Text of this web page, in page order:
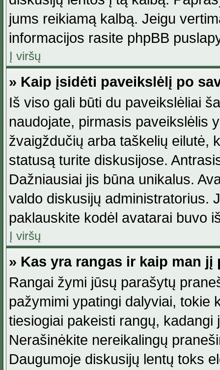
jums reikiamą kalbą. Jeigu
informacijos rasite phpBB
Į viršų
» Kaip įsidėti paveikslėlį po
Iš viso gali būti du paveikslėliai
naudojate, pirmasis paveikslėlis
žvaigždučių arba taškelių eilutė,
statusą turite diskusijose.
Dažniausiai jis būna unikalus.
valdo diskusijų administratorius.
paklauskite kodėl avatarai buvo
Į viršų
» Kas yra rangas ir kaip man jį
Rangai žymi jūsų parašytų
pažymimi ypatingi dalyviai, tokie
tiesiogiai pakeisti rangų,
Nerašinėkite nereikalingų
Daugumoje diskusijų lentų toks